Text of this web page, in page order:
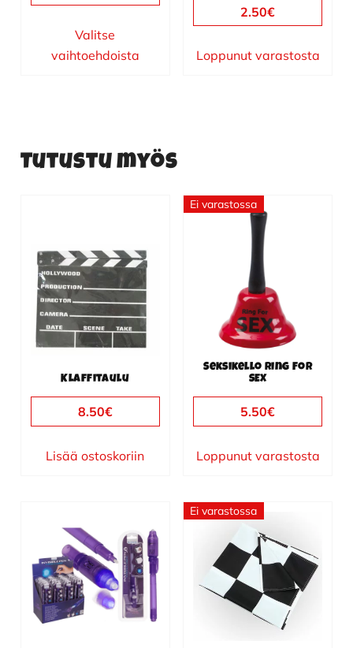
Valitse
vaihtoehdoista
2.50€
Loppunut varastosta
Tutustu myös
Klaffitaulu
8.50€
Lisää ostoskoriin
Ei varastossa
Seksikello Ring For
SEX
5.50€
Loppunut varastosta
Ei varastossa